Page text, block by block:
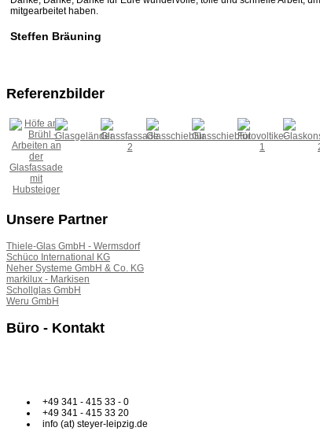
mitgearbeitet haben.
Steffen Bräuning
Referenzbilder
Unsere Partner
Thiele-Glas GmbH - Wermsdorf
Schüco International KG
Neher Systeme GmbH & Co. KG
markilux - Markisen
Schollglas GmbH
Weru GmbH
Büro - Kontakt
+49 341 - 415 33 - 0
+49 341 - 415 33 20
info (at) steyer-leipzig.de